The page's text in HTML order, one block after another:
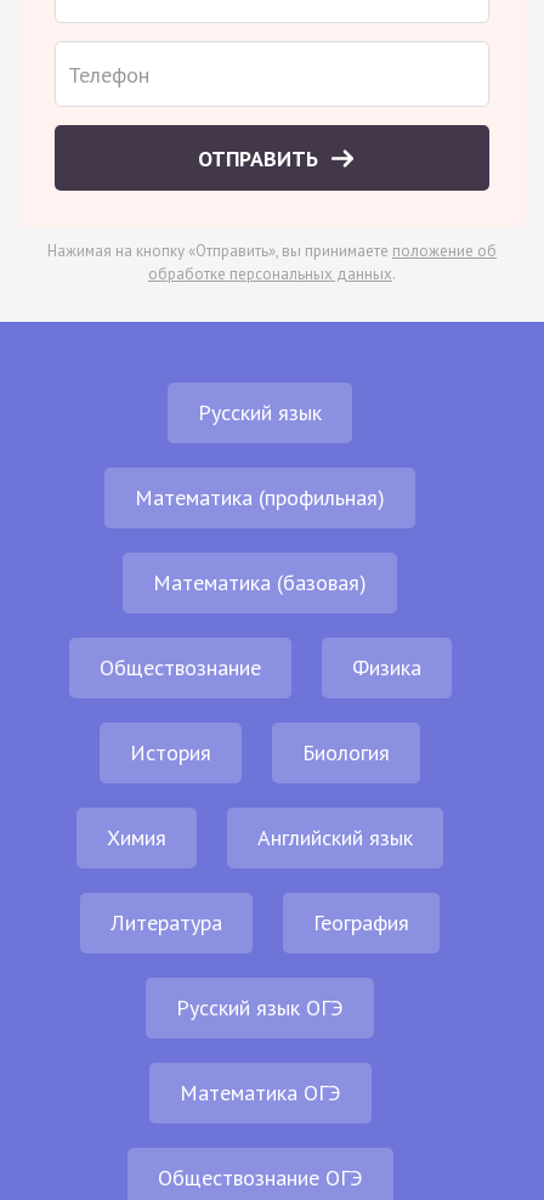
ОТПРАВИТЬ
Нажимая на кнопку «Отправить», вы принимаете положение об
обработке персональных данных.
Русский язык
Математика (профильная)
Математика (базовая)
Обществознание Физика
История Биология
Химия Английский язык
Литература География
Русский язык ОГЭ
Математика ОГЭ
Обществознание ОГЭ